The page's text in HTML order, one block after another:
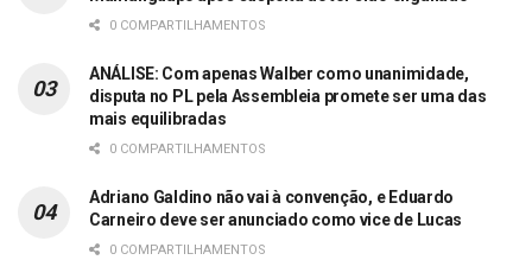
0 COMPARTILHAMENTOS
ANÁLISE: Com apenas Walber como unanimidade,
disputa no PL pela Assembleia promete ser uma das
mais equilibradas
0 COMPARTILHAMENTOS
Adriano Galdino não vai à convenção, e Eduardo
Carneiro deve ser anunciado como vice de Lucas
0 COMPARTILHAMENTOS